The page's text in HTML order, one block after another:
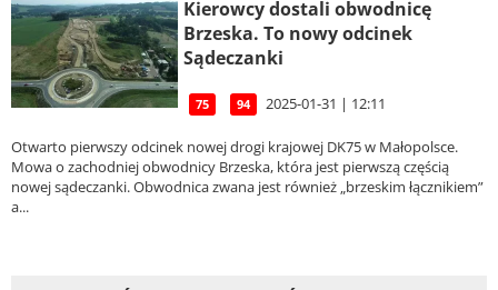
Kierowcy dostali obwodnicę
Brzeska. To nowy odcinek
Sądeczanki
75 94 2025-01-31 | 12:11
Otwarto pierwszy odcinek nowej drogi krajowej DK75 w Małopolsce.
Mowa o zachodniej obwodnicy Brzeska, która jest pierwszą częścią
nowej sądeczanki. Obwodnica zwana jest również „brzeskim łącznikiem”
a...